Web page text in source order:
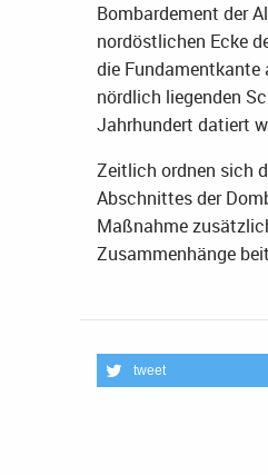
Bombardement der
nordöstlichen Ecke
die Fundamentkante
nördlich liegenden
Jahrhundert datiert
Zeitlich ordnen sich
Abschnittes der
Maßnahme
Zusammenhänge
tweet